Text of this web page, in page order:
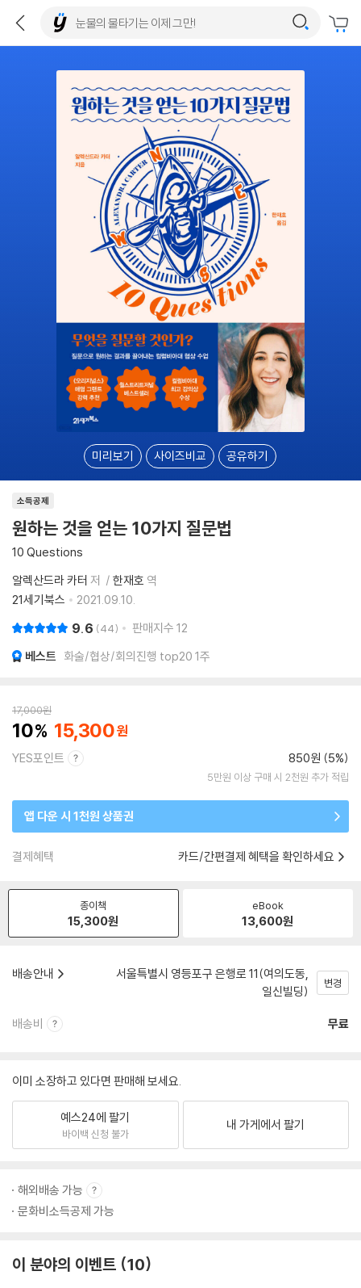
미리보기 사이즈비교 공유하기
소득공제
원하는 것을 얻는 10가지 질문법
10 Questions
알렉산드라 카터 저 한재호 역
21세기북스
2021.09.10.
9.6 44 판매지수 12
베스트 화술/협상/회의진행 top20 1주
17,000원
10 15,300
YES포인트 850원 (5%)
5만원 이상 구매 시 2천원 추가 적립
앱 다운 시 1천원 상품권
결제혜택 카드/간편결제 혜택을 확인하세요
종이책
15,300원
eBook
13,600원
배송안내
서울특별시 영등포구 은행로 11(여의도동,
일신빌딩)
변경
배송비 무료
이미 소장하고 있다면 판매해 보세요.
예스24에 팔기
바이백 신청 불가
내 가게에서 팔기
해외배송 가능
문화비소득공제 가능
이 분야의 이벤트 10